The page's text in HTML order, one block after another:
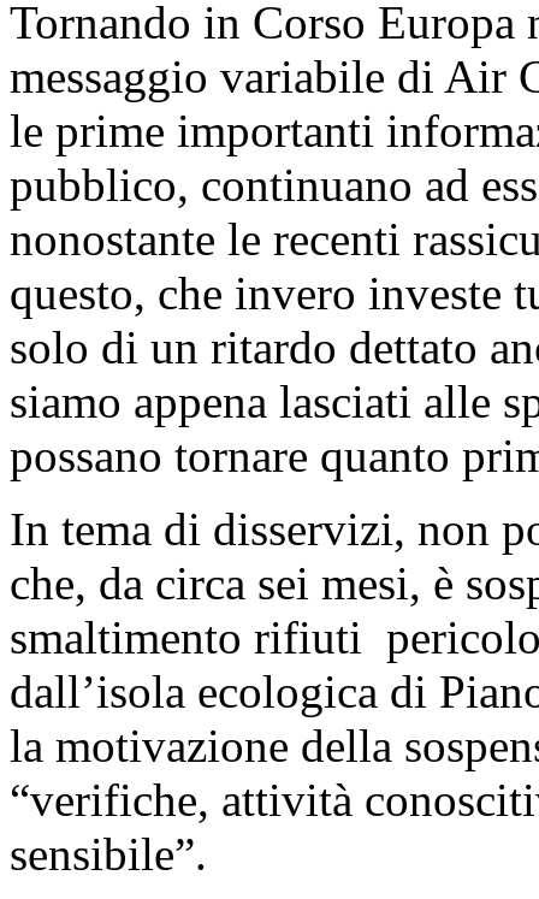
Tornando in Corso Europa
messaggio variabile di Air
le prime importanti
pubblico, continuano ad
nonostante le recenti
questo, che invero investe
solo di un ritardo dettato
siamo appena lasciati alle
possano tornare quanto
In tema di disservizi, non
che, da circa sei mesi, è
smaltimento rifiuti
dall’isola ecologica di
la motivazione della
“verifiche, attività
sensibile”.